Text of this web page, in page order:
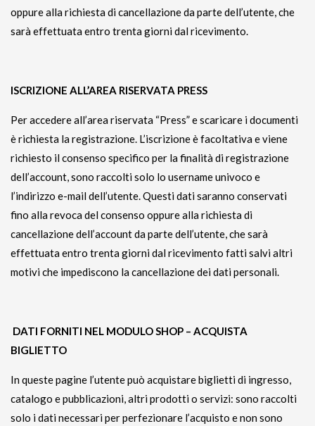
oppure alla richiesta di cancellazione da parte dell’utente, che
sarà effettuata entro trenta giorni dal ricevimento.
ISCRIZIONE ALL’AREA RISERVATA PRESS
Per accedere all’area riservata “Press” e scaricare i documenti
è richiesta la registrazione. L’iscrizione è facoltativa e viene
richiesto il consenso specifico per la finalità di registrazione
dell’account, sono raccolti solo lo username univoco e
l’indirizzo e-mail dell’utente. Questi dati saranno conservati
fino alla revoca del consenso oppure alla richiesta di
cancellazione dell’account da parte dell’utente, che sarà
effettuata entro trenta giorni dal ricevimento fatti salvi altri
motivi che impediscono la cancellazione dei dati personali.
DATI FORNITI NEL MODULO SHOP – ACQUISTA
BIGLIETTO
In queste pagine l’utente può acquistare biglietti di ingresso,
catalogo e pubblicazioni, altri prodotti o servizi: sono raccolti
solo i dati necessari per perfezionare l’acquisto e non sono